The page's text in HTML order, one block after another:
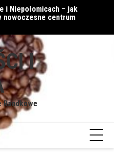
i Niepołomicach – jak
nowoczesne centrum
I
Randkowe